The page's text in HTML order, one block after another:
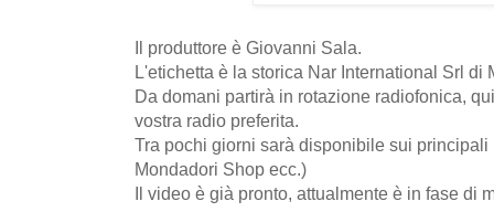
Il produttore è Giovanni Sala.
L'etichetta è la storica Nar International Srl di
Da domani partirà in rotazione radiofonica,
vostra radio preferita.
Tra pochi giorni sarà disponibile sui
Mondadori Shop ecc.)
Il video è già pronto, attualmente è in fase di